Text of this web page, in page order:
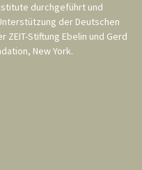
durchgeführt und
der Deutschen
ZEIT-Stiftung Ebelin und Gerd
New York.